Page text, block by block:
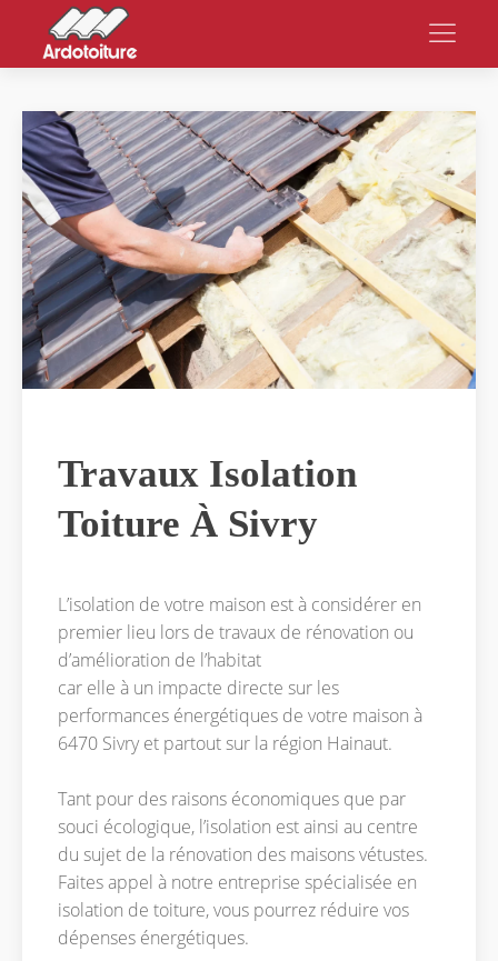
Travaux Isolation
Toiture À Sivry
L’isolation de votre maison est à considérer en
premier lieu lors de travaux de rénovation ou
d’amélioration de l’habitat
car elle à un impacte directe sur les
performances énergétiques de votre maison à
6470 Sivry et partout sur la région Hainaut.
Tant pour des raisons économiques que par
souci écologique, l’isolation est ainsi au centre
du sujet de la rénovation des maisons vétustes.
Faites appel à notre entreprise spécialisée en
isolation de toiture, vous pourrez réduire vos
dépenses énergétiques.